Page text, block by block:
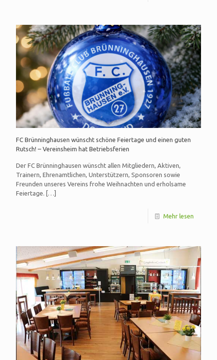
FC Brünninghausen wünscht schöne Feiertage und einen guten
Rutsch! – Vereinsheim hat Betriebsferien
Der FC Brünninghausen wünscht allen Mitgliedern, Aktiven,
Trainern, Ehrenamtlichen, Unterstützern, Sponsoren sowie
Freunden unseres Vereins frohe Weihnachten und erholsame
Feiertage.
[…]
Mehr lesen